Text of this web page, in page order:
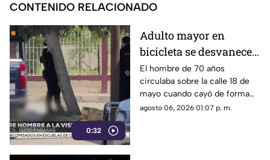
CONTENIDO RELACIONADO
0:32
Adulto mayor en
bicicleta se desvanece y
pierde la vida en la
colonia Lucio Cabañas
El hombre de 70 años
circulaba sobre la calle 18 de
mayo cuando cayó de forma
repentina; paramédicos
agosto 06, 2026 01:07 p. m.